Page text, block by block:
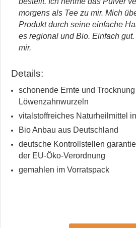
morgens als Tee zu mir. Mich
Produkt durch seine einfache
es regional und Bio. Einfach
mir.
Details:
schonende Ernte und
Löwenzahnwurzeln
vitalstoffreiches Naturheilmittel
Bio Anbau aus Deutschland
deutsche Kontrollstellen
der EU-Öko-Verordnung
gemahlen im Vorratspack